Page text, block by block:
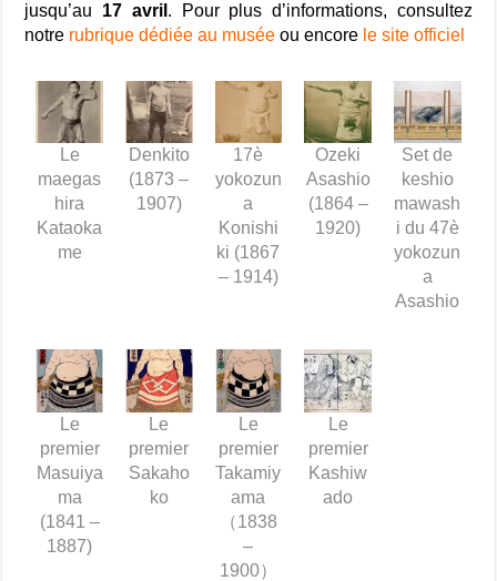
jusqu’au 17 avril . Pour plus d’informations, consultez
notre rubrique dédiée au musée ou encore le site officiel
Le
maegas
hira
Kataoka
me
Denkito
(1873 –
1907)
17è
yokozun
a
Konishi
ki (1867
– 1914)
Ozeki
Asashio
(1864 –
1920)
Set de
keshio
mawash
i du 47è
yokozun
a
Asashio
Le
premier
Masuiya
ma
(1841 –
1887)
Le
premier
Sakaho
ko
Le
premier
Takamiy
ama
（1838
–
1900）
Le
premier
Kashiw
ado